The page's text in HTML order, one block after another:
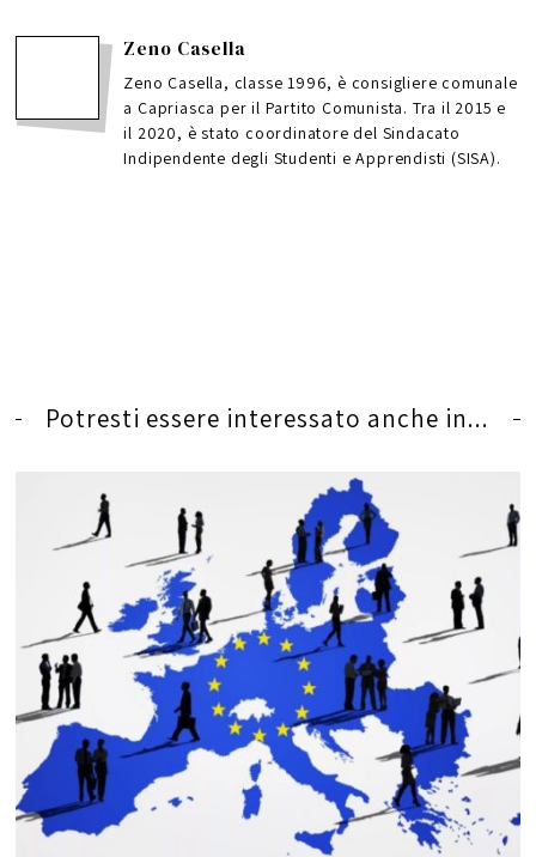
Zeno Casella
Zeno Casella, classe 1996, è consigliere comunale
a Capriasca per il Partito Comunista. Tra il 2015 e
il 2020, è stato coordinatore del Sindacato
Indipendente degli Studenti e Apprendisti (SISA).
Potresti essere interessato anche in...